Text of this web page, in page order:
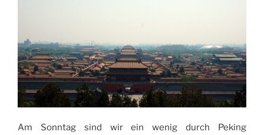
Am Sonntag sind wir ein wenig durch Peking